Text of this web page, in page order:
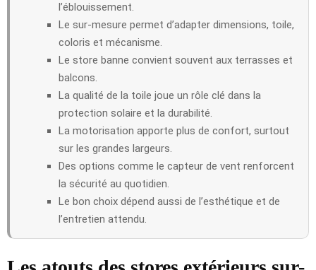
l’éblouissement.
Le sur-mesure permet d’adapter dimensions, toile,
coloris et mécanisme.
Le store banne convient souvent aux terrasses et
balcons.
La qualité de la toile joue un rôle clé dans la
protection solaire et la durabilité.
La motorisation apporte plus de confort, surtout
sur les grandes largeurs.
Des options comme le capteur de vent renforcent
la sécurité au quotidien.
Le bon choix dépend aussi de l’esthétique et de
l’entretien attendu.